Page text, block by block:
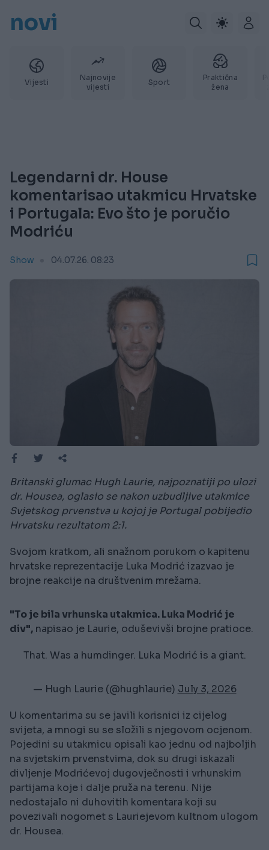
novi
Vijesti
Najnovije
vijesti
Sport
Praktična
žena
Legendarni dr. House
komentarisao utakmicu Hrvatske
i Portugala: Evo što je poručio
Modriću
Show 04.07.26. 08:23
Britanski glumac Hugh Laurie, najpoznatiji po ulozi
dr. Housea, oglasio se nakon uzbudljive utakmice
Svjetskog prvenstva u kojoj je Portugal pobijedio
Hrvatsku rezultatom 2:1.
Svojom kratkom, ali snažnom porukom o kapitenu
hrvatske reprezentacije Luka Modrić izazvao je
brojne reakcije na društvenim mrežama.
"To je bila vrhunska utakmica. Luka Modrić je
div", napisao je Laurie, oduševivši brojne pratioce.
That. Was a humdinger. Luka Modrić is a giant.
— Hugh Laurie (@hughlaurie) July 3, 2026
U komentarima su se javili korisnici iz cijelog
svijeta, a mnogi su se složili s njegovom ocjenom.
Pojedini su utakmicu opisali kao jednu od najboljih
na svjetskim prvenstvima, dok su drugi iskazali
divljenje Modrićevoj dugovječnosti i vrhunskim
partijama koje i dalje pruža na terenu. Nije
nedostajalo ni duhovitih komentara koji su
povezivali nogomet s Lauriejevom kultnom ulogom
dr. Housea.